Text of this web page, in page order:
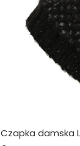
Czapka damska